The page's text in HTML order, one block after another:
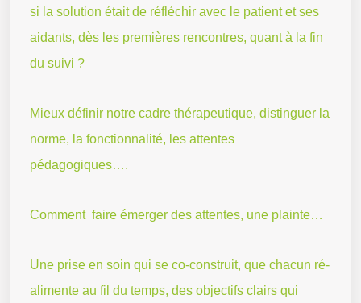
si la solution était de réfléchir avec le patient et ses
aidants, dès les premières rencontres, quant à la fin
du suivi ?
Mieux définir notre cadre thérapeutique, distinguer la
norme, la fonctionnalité, les attentes
pédagogiques….
Comment faire émerger des attentes, une plainte…
Une prise en soin qui se co-construit, que chacun ré-
alimente au fil du temps, des objectifs clairs qui